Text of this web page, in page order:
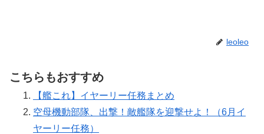
leoleo
こちらもおすすめ
【艦これ】イヤーリー任務まとめ
空母機動部隊、出撃！敵艦隊を迎撃せよ！（6月イ
ヤーリー任務）